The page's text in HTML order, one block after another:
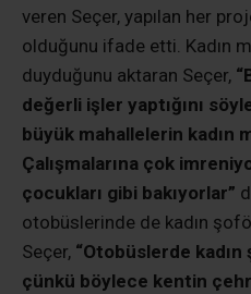
veren Seçer, yapılan her
olduğunu ifade etti. Kadın
duyduğunu aktaran Seçer,
değerli işler yaptığını
büyük mahallelerin kadın
Çalışmalarına çok
çocukları gibi bakıyorlar”
otobüslerinde de kadın
Seçer, “Otobüslerde
çünkü böylece kentin